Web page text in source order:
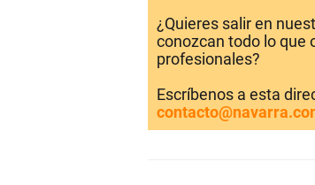
¿Quieres salir en
conozcan todo lo que
profesionales?
Escríbenos a esta